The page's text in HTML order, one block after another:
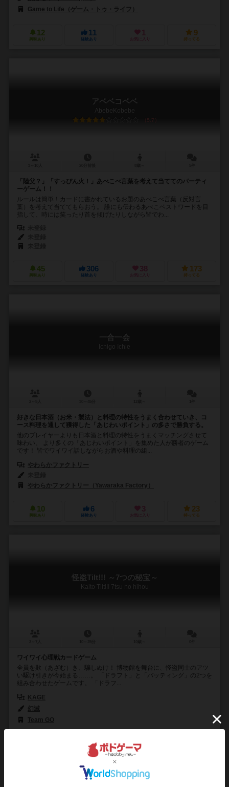
Game to Life（ゲーム・トゥ・ライフ）
12
興味あり
11
経験あり
1
お気に入り
9
持ってる
アベベコベベ
AbebeKobebe
5.7
「陸父？」「すっぴん火！」あべこべ言葉を考えて当ててのパーティ
ーゲーム！！
ルールは簡単！カードに書かれているお題のあべこべ言葉（反対言
葉）を考えて当ててもらおう。 誰にも伝わるあべこベストワードを目
指して、時には笑ったり首を傾げたりしながら皆でわ...
45
興味あり
306
経験あり
38
お気に入り
173
持ってる
一合一会
Ichigo Ichie
好きな日本酒（お米・製法）と料理の特性をうまく合わせていき、コ
ース料理を通して獲得した「あじわいポイント」の多さで勝負する。
他のプレイヤーよりも日本酒と料理の特性をうまくマッチングさせて
味わい、 より多くの「あじわいポイント」を集めた人が勝者のゲーム
です！ 皆でワイワイ話しながらお酒や料理の組...
やわらかファクトリー
やわらかファクトリー（Yawaraka Factory）
10
興味あり
6
経験あり
3
お気に入り
23
持ってる
怪盗Tilt!!! ～7つの秘宝～
Kaito Tilt!!! 7tsu no hihou
ワイワイ心理戦カードゲーム
全員を欺（あざむ）き、騙しぬけ！ 博物館を舞台に、怪盗同士のアツ
い駆け引きが今始まる……。 「ドラフト」と「バッティング」の2つを
組み合わせたゲームです。 「ドラフ...
KAGE
幻滅
Team GO
2
経験あり お気に入り